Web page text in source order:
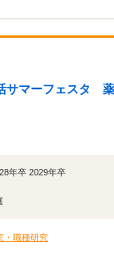
サマーフェスタ
年卒 2029年卒
・職種研究